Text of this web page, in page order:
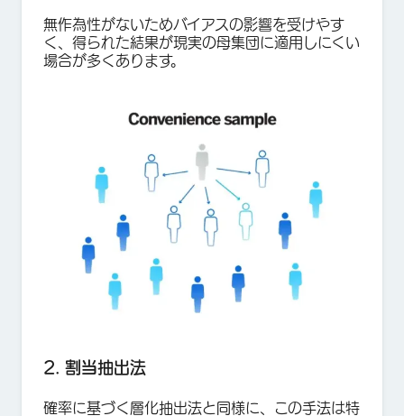
無作為性がないためバイアスの影響を受けやす
く、得られた結果が現実の母集団に適用しにくい
場合が多くあります。
2. 割当抽出法
確率に基づく層化抽出法と同様に、この手法は特